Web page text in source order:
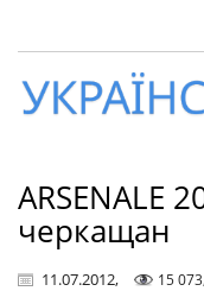
Український
вісник
ARSENALE
черкащан
11.07.2012, 15 073